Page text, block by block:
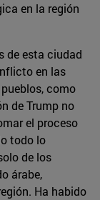
en la región
de esta ciudad
en las
como
de Trump no
el proceso
todo lo
de los
árabe,
Ha habido